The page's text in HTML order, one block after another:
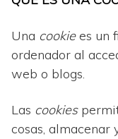
Una cookiees un
ordenador al
web o blogs.
Las cookies
cosas,